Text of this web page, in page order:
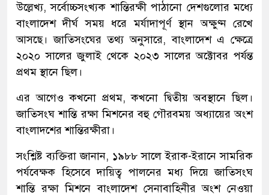
উল্লেখ্য, সর্বোচ্চসংখ্যক শান্তিরক্ষী পাঠানো দেশগুলোর মধ্যে
বাংলাদেশ দীর্ঘ সময় ধরে মর্যাদাপূর্ণ স্থান অক্ষুণ্ন রেখে
আসছে। জাতিসংঘের তথ্য অনুসারে, বাংলাদেশ এ ক্ষেত্রে
২০২০ সালের জুলাই থেকে ২০২৩ সালের অক্টোবর পর্যন্ত
প্রথম স্থানে ছিল।
এর আগেও কখনো প্রথম, কখনো দ্বিতীয় অবস্থানে ছিল।
জাতিসংঘ শান্তি রক্ষা মিশনের বহু গৌরবময় অধ্যায়ের অংশ
বাংলাদশের শান্তিরক্ষীরা।
সংশ্লিষ্ট ব্যক্তিরা জানান, ১৯৮৮ সালে ইরাক-ইরানে সামরিক
পর্যবেক্ষক হিসেবে দায়িত্ব পালনের মধ্য দিয়ে জাতিসংঘ
শান্তি রক্ষা মিশনে বাংলাদেশ সেনাবাহিনীর অংশ নেওয়া